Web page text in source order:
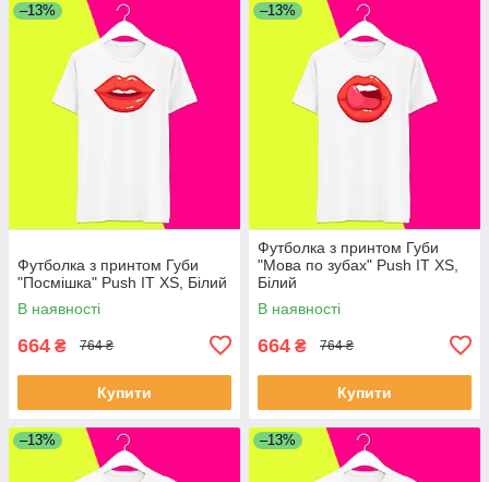
–13%
Футболка з принтом Губи
"Посмішка" Push IT XS, Білий
В наявності
664 ₴ 764 ₴
Купити
–13%
Футболка з принтом Губи
"Мова по зубах" Push IT XS,
Білий
В наявності
664 ₴ 764 ₴
Купити
–13% –13%